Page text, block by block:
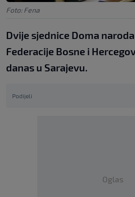
Foto: Fena
Dvije sjednice Doma
Federacije Bosne i
danas u Sarajevu.
Podijeli
Oglas